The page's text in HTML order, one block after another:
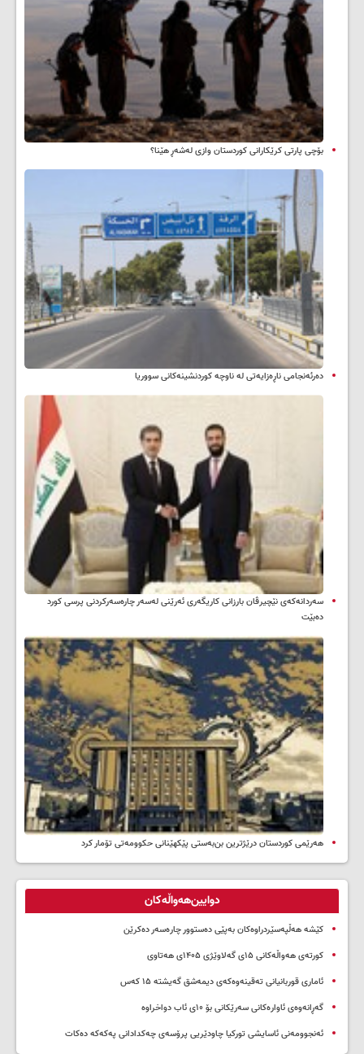
بۆچی پارتی کرێکارانی کوردستان وازی لەشەڕ هێنا؟
دەرئەنجامی ناڕەزایەتی لە ناوچە کوردنشینەکانی سووریا
سه‌ردانه‌کەی نێچیرڤان بارزانی كاریگه‌ری ئه‌رێنی له‌سه‌ر چاره‌سه‌ركردنی پرسی كورد
ده‌بێت
هەرێمی کوردستان درێژترین بن‌بەستی پێکهێنانی حکوومەتی تۆمار کرد
دوایین‌هەواڵەکان
کێشە هەڵپەسێردراوەکان بەپێی دەستوور چارەسەر دەکرێن
کورتەی هەواڵەکانی ۱۵ی گەلاوێژی ۱۴۰۵ی هەتاوی
ئاماری قوربانیانی تەقینەوەکەی دیمەشق گەیشتە ۱۵ کەس
گەڕانەوەی ئاوارەکانی سەرێکانی بۆ ۱۰ی ئاب دواخراوە
ئەنجوومەنی ئاسایشی تورکیا چاودێریی پرۆسەی چەکدادانی پەکەکە دەکات